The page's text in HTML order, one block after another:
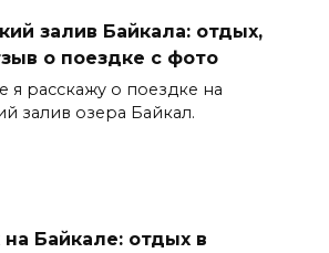
залив Байкала: отдых,
о поездке с фото
я расскажу о поездке на
залив озера Байкал.
на Байкале: отдых в